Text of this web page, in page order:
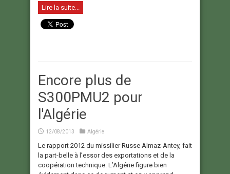
Lire la suite...
Encore plus de
S300PMU2 pour
l'Algérie
12/08/2013 Algérie
Le rapport 2012 du missilier Russe Almaz-Antey, fait
la part-belle à l’essor des exportations et de la
coopération technique. L’Algérie figure bien